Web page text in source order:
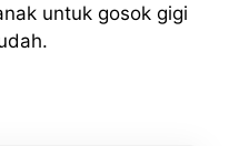
untuk gosok gigi